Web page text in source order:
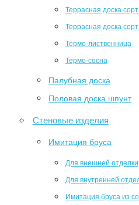
Террасная доска
Террасная доска
Термо-лиственница
Термо-сосна
Палубная доска
Половая доска шпунт
Стеновые изделия
Имитация бруса
Для внешней отделки
Для внутренней
Имитация бруса из